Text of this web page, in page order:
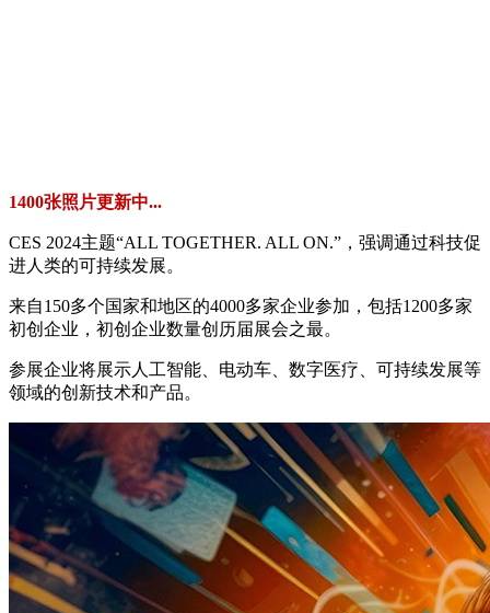
1400张照片更新中...
CES 2024主题“ALL TOGETHER. ALL ON.”，强调通过科技促
进人类的可持续发展。
来自150多个国家和地区的4000多家企业参加，包括1200多家
初创企业，初创企业数量创历届展会之最。
参展企业将展示人工智能、电动车、数字医疗、可持续发展等
领域的创新技术和产品。